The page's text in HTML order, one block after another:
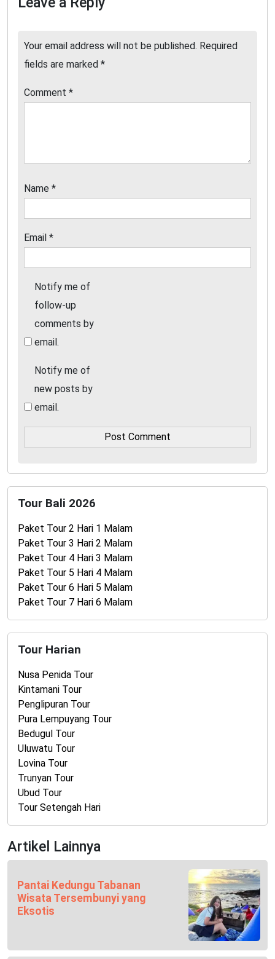
Your email address will not be published. Required
fields are marked *
Comment *
Name *
Email *
Notify me of
follow-up
comments by
email.
Notify me of
new posts by
email.
Tour Bali 2026
Paket Tour 2 Hari 1 Malam
Paket Tour 3 Hari 2 Malam
Paket Tour 4 Hari 3 Malam
Paket Tour 5 Hari 4 Malam
Paket Tour 6 Hari 5 Malam
Paket Tour 7 Hari 6 Malam
Tour Harian
Nusa Penida Tour
Kintamani Tour
Penglipuran Tour
Pura Lempuyang Tour
Bedugul Tour
Uluwatu Tour
Lovina Tour
Trunyan Tour
Ubud Tour
Tour Setengah Hari
Artikel Lainnya
Pantai Kedungu Tabanan
Wisata Tersembunyi yang
Eksotis